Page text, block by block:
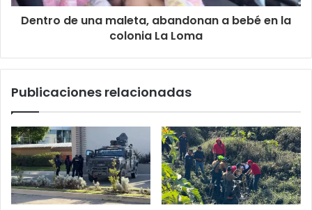
Dentro de una maleta, abandonan a bebé en la
colonia La Loma
Publicaciones relacionadas